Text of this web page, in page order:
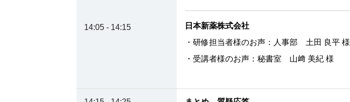
14:05 - 14:15
日本新薬株式会社
・研修担当者様のお声：人事部 土田 良平 様
・受講者様のお声：秘書室 山﨑 美紀 様